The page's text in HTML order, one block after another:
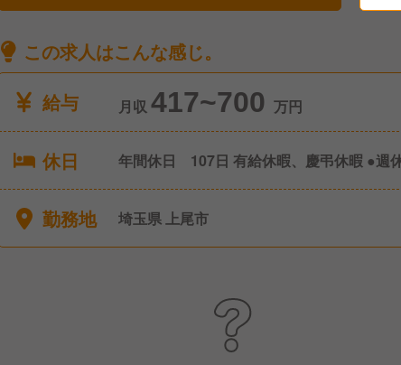
この求人はこんな感じ。
給与
月収 417~700 万円
休日
年間休日 107日 有給休暇、慶弔休暇 ●週
勤務地 埼玉県 上尾市